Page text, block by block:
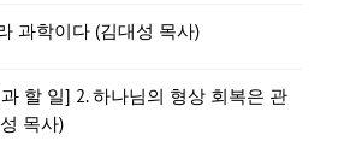
과학이다 (김대성 목사)
할 일] 2. 하나님의 형상 회복은 관
목사)